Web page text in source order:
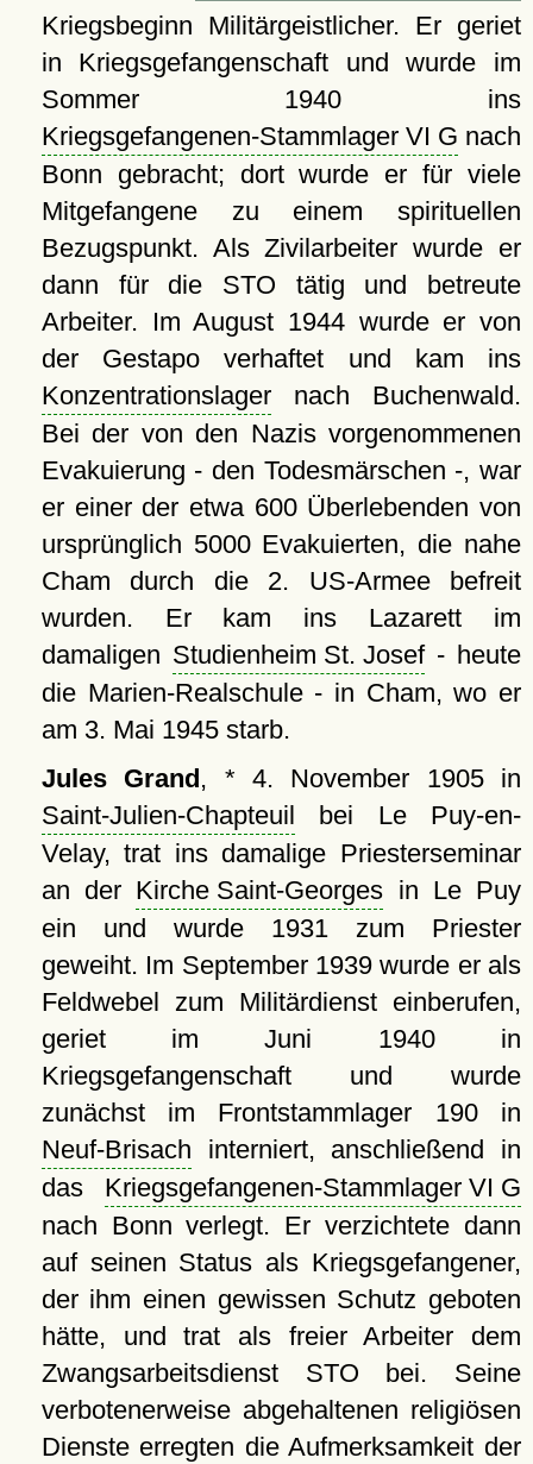
Kriegsbeginn Militärgeistlicher. Er geriet
in Kriegsgefangenschaft und wurde im
Sommer 1940 ins
Kriegsgefangenen-Stammlager VI G nach
Bonn gebracht; dort wurde er für viele
Mitgefangene zu einem spirituellen
Bezugspunkt. Als Zivilarbeiter wurde er
dann für die STO tätig und betreute
Arbeiter. Im August 1944 wurde er von
der Gestapo verhaftet und kam ins
Konzentrationslagernach Buchenwald.
Bei der von den Nazis vorgenommenen
Evakuierung - den Todesmärschen -, war
er einer der etwa 600 Überlebenden von
ursprünglich 5000 Evakuierten, die nahe
Cham durch die 2. US-Armee befreit
wurden. Er kam ins Lazarett im
damaligen Studienheim St. Josef- heute
die Marien-Realschule - in Cham, wo er
am 3. Mai 1945 starb.
Jules Grand, * 4. November 1905 in
Saint-Julien-Chapteuil bei Le Puy-en-
Velay, trat ins damalige Priesterseminar
an der Kirche Saint-Georges in Le Puy
ein und wurde 1931 zum Priester
geweiht. Im September 1939 wurde er als
Feldwebel zum Militärdienst einberufen,
geriet im Juni 1940 in
Kriegsgefangenschaft und wurde
zunächst im Frontstammlager 190 in
Neuf-Brisach interniert, anschließend in
das Kriegsgefangenen-Stammlager VI G
nach Bonn verlegt. Er verzichtete dann
auf seinen Status als Kriegsgefangener,
der ihm einen gewissen Schutz geboten
hätte, und trat als freier Arbeiter dem
Zwangsarbeitsdienst STO bei. Seine
verbotenerweise abgehaltenen religiösen
Dienste erregten die Aufmerksamkeit der